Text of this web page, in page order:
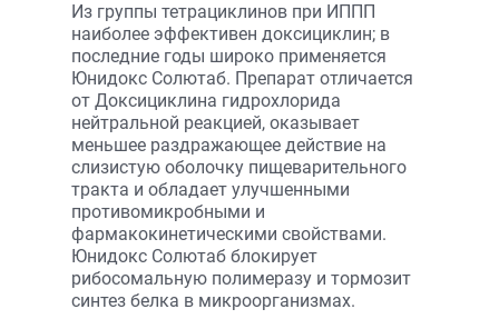
Из группы тетрациклинов при ИППП
наиболее эффективен доксициклин; в
последние годы широко применяется
Юнидокс Солютаб. Препарат отличается
от Доксициклина гидрохлорида
нейтральной реакцией, оказывает
меньшее раздражающее действие на
слизистую оболочку пищеварительного
тракта и обладает улучшенными
противомикробными и
фармакокинетическими свойствами.
Юнидокс Солютаб блокирует
рибосомальную полимеразу и тормозит
синтез белка в микроорганизмах.